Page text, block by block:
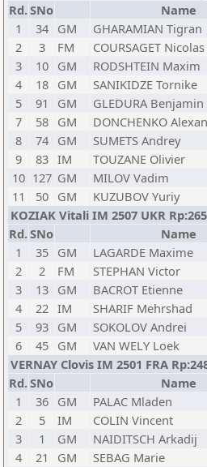
Rd.SNo Name
1
34 GM GHARAMIAN Tigran
2
3 FM COURSAGET Nicolas
3
10 GM RODSHTEIN Maxim
4
18 GM SANIKIDZE Tornike
5
91 GM GLEDURA Benjamin
7
58 GM DONCHENKO
8
74 GM SUMETS Andrey
9
83 IM TOUZANE Olivier
10 127 GM MILOV Vadim
11
50 GM KUZUBOV Yuriy
KOZIAK Vitali IM 2507 UKR
Rd.SNo Name
1
35 GM LAGARDE Maxime
2
2 FM STEPHAN Victor
3
13 GM BACROT Etienne
4
22 IM SHARIF Mehrshad
5
93 GM SOKOLOV Andrei
6
45 GM VAN WELY Loek
VERNAY Clovis IM 2501 FRA
Rd.SNo Name
1
36 GM PALAC Mladen
2
5 IM COLIN Vincent
3
1 GM NAIDITSCH Arkadij
4
21 GM SEBAG Marie